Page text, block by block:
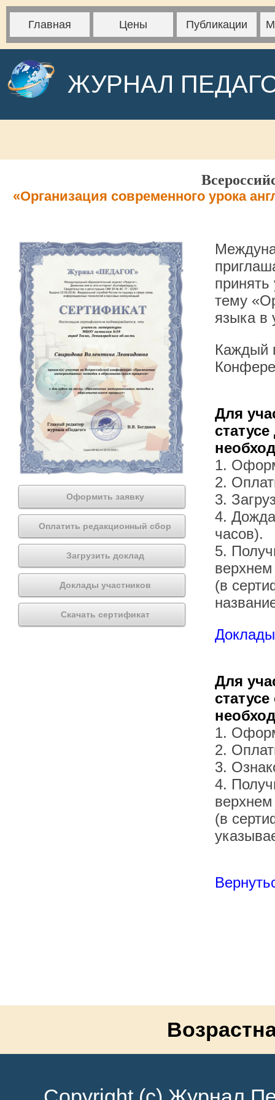
Главная Цены Публикации
ЖУРНАЛ
«Организация современного урока
Оформить заявку
Оплатить редакционный сбор
Загрузить доклад
Доклады участников
Скачать сертификат
тему
языка в
Каждый
Для
1.
2.
3.
4.
часов).
5.
(в
Для
1.
2.
3.
4.
(в